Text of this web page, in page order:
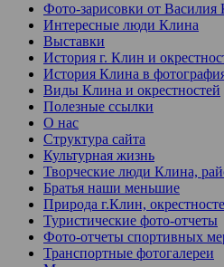
Фото-зарисовки от Василия
Интересные люди Клина
Выставки
История г. Клин и
История Клина в
Виды Клина и окрестностей
Полезные ссылки
О нас
Структура сайта
Культурная жизнь
Творческие люди Клина,
Братья наши меньшие
Природа г.Клин,
Туристические фото-отчеты
Фото-отчеты спортивных
Транспортные фотогалереи